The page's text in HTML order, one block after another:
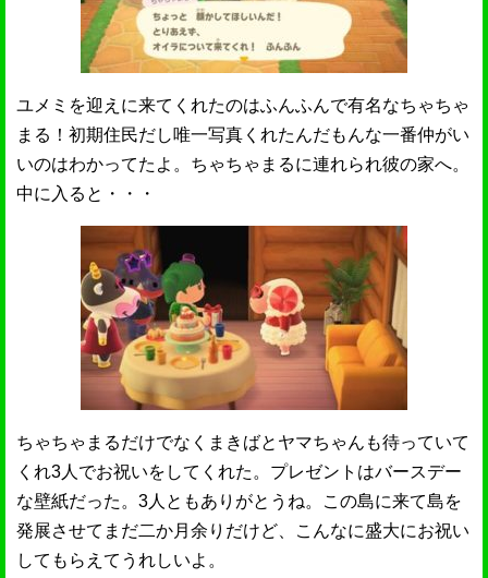
ユメミを迎えに来てくれたのはふんふんで有名なちゃちゃ
まる！初期住民だし唯一写真くれたんだもんな一番仲がい
いのはわかってたよ。ちゃちゃまるに連れられ彼の家へ。
中に入ると・・・
ちゃちゃまるだけでなくまきばとヤマちゃんも待っていて
くれ3人でお祝いをしてくれた。プレゼントはバースデー
な壁紙だった。3人ともありがとうね。この島に来て島を
発展させてまだ二か月余りだけど、こんなに盛大にお祝い
してもらえてうれしいよ。